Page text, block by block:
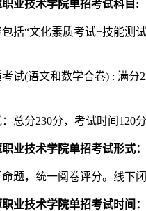
业技术学院单招考试科目:
“文化素质考试+技能测试
(语文和数学合卷) : 满分
分230分，考试时间120分
业技术学院单招考试形式：
，统一阅卷评分。线下闭
业技术学院单招考试时间：